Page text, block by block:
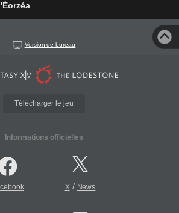
Version de bureau
Télécharger le jeu
Informations officielles
X/ News